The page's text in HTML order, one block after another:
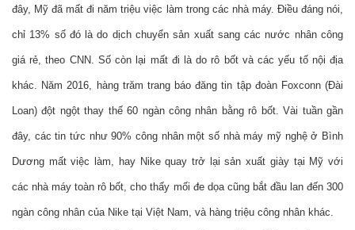
đây, Mỹ đã mất đi năm triệu việc làm trong các nhà máy. Điều đáng nói,
chỉ 13% số đó là do dịch chuyển sản xuất sang các nước nhân công
giá rẻ, theo CNN. Số còn lại mất đi là do rô bốt và các yếu tố nội địa
khác. Năm 2016, hàng trăm trang báo đăng tin tập đoàn Foxconn (Đài
Loan) đột ngột thay thế 60 ngàn công nhân bằng rô bốt. Vài tuần gần
đây, các tin tức như 90% công nhân một số nhà máy mỹ nghệ ở Bình
Dương mất việc làm, hay Nike quay trở lại sản xuất giày tại Mỹ với
các nhà máy toàn rô bốt, cho thấy mối đe dọa cũng bắt đầu lan đến 300
ngàn công nhân của Nike tại Việt Nam, và hàng triệu công nhân khác.